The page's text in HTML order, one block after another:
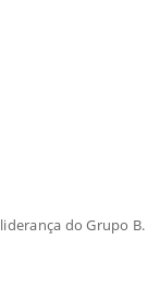
do Grupo B.